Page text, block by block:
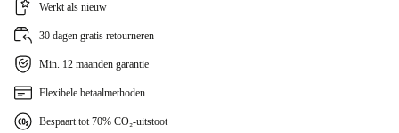
Werkt als nieuw
30 dagen gratis retourneren
Min. 12 maanden garantie
Flexibele betaalmethoden
Bespaart tot 70% CO₂-uitstoot